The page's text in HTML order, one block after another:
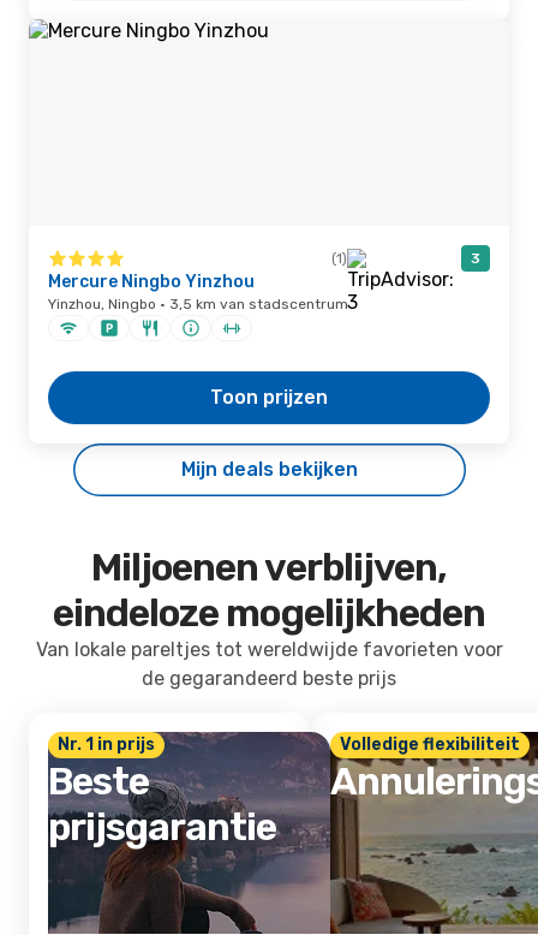
(1) 3
Mercure Ningbo Yinzhou
Yinzhou, Ningbo · 3,5 km van stadscentrum
Toon prijzen
Mijn deals bekijken
Miljoenen verblijven,
eindeloze mogelijkheden
Van lokale pareltjes tot wereldwijde favorieten voor
de gegarandeerd beste prijs
Nr. 1 in prijs
Beste
prijsgarantie
Volledige flexibiliteit